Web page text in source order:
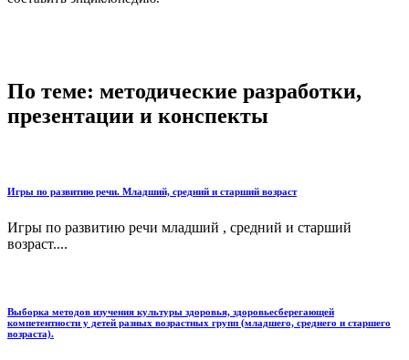
По теме: методические разработки,
презентации и конспекты
Игры по развитию речи. Младший, средний и старший возраст
Игры по развитию речи младший , средний и старший
возраст....
Выборка методов изучения культуры здоровья, здоровьесберегающей
компетентности у детей разных возрастных групп (младшего, среднего и старшего
возраста).